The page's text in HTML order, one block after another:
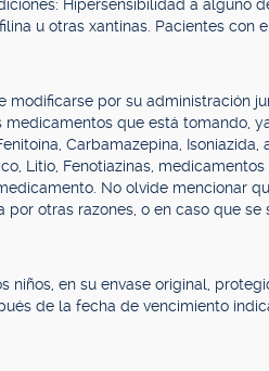
Hipersensibilidad a alguno
u otras xantinas. Pacientes con
por su administración
que está tomando,
Carbamazepina,
Litio, Fenotiazinas,
No olvide mencionar
otras razones, o en caso que se
niños, en su envase original,
de la fecha de vencimiento